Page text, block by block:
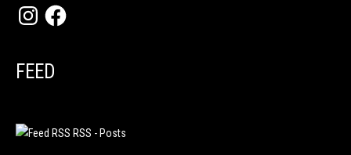
InstagramFacebook
FEED
RSS - Posts